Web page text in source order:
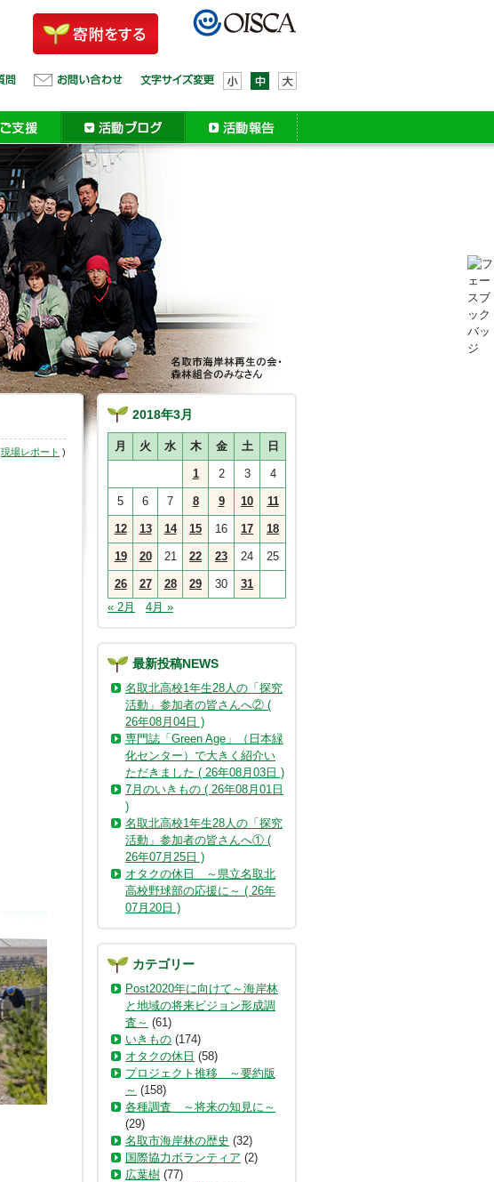
現場レポート )
2018年3月
月 火 水 木 金 土 日
1 2 3 4
5 6 7 8 9 10 11
12 13 14 15 16 17 18
19 20 21 22 23 24 25
26 27 28 29 30
31
« 2月
4月 »
最新投稿NEWS
名取北高校1年生28人の「探究
活動」参加者の皆さんへ② (
26年08月04日 )
専門誌「Green Age」（日本緑
化センター）で大きく紹介い
ただきました ( 26年08月03日 )
7月のいきもの ( 26年08月01日
)
名取北高校1年生28人の「探究
活動」参加者の皆さんへ① (
26年07月25日 )
オタクの休日 ～県立名取北
高校野球部の応援に～ ( 26年
07月20日 )
カテゴリー
Post2020年に向けて～海岸林
と地域の将来ビジョン形成調
査～ (61)
いきもの (174)
オタクの休日 (58)
プロジェクト推移 ～要約版
～ (158)
各種調査 ～将来の知見に～
(29)
名取市海岸林の歴史 (32)
国際協力ボランティア (2)
広葉樹 (77)